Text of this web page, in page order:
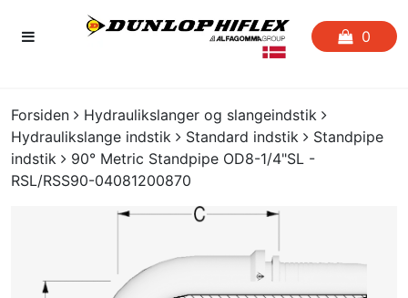
0
FORSIDEN
FAVORITLISTE
CERTIFIKATER
Forsiden
Hydraulikslanger og slangeindstik
Hydraulikslange indstik
Standard indstik
Standpipe
indstik
90° Metric Standpipe OD8-1/4"SL -
RSL/RSS90-04081200870